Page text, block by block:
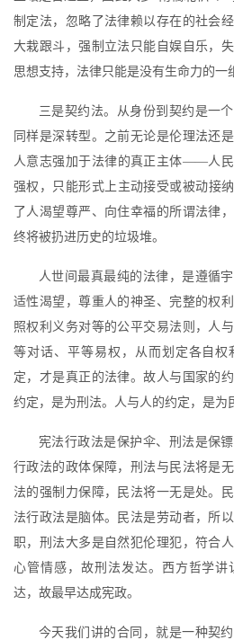
制定法，忽略了法律赖以存在的社会
大栽跟斗，强制立法只能自娱自乐，
思想支持，法律只能是没有生命力的一
三是契约法。从身份到契约是一
同样是深转型。之前无论是伦理法还
人意志强加于法律的真正主体——人
强权，只能形式上主动接受或被动接
了人渴望尊严、向住幸福的所谓法律
终将被扔进历史的垃圾堆。
人世间最真最纯的法律，是遵循
适性渴望，尊重人的神圣、完整的权
照权利义务对等的公平交易法则，人
等对话、平等易权，从而划定各自权
定，才是真正的法律。故人与国家的
约定，是为刑法。人与人的约定，是为
宪法行政法是保护伞、刑法是保
行政法的政体保障，刑法与民法将是
法的强制力保障，民法将一无是处。
法行政法是脑体。民法是劳动者，所
职，刑法大多是自然犯伦理犯，符合
心管情感，故刑法发达。西方哲学讲
达，故最早达成宪政。
今天我们讲的合同，就是一种契